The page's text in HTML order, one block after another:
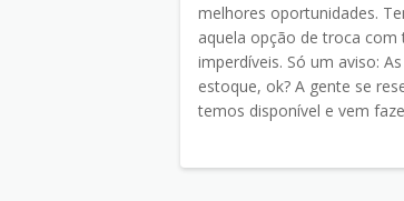
melhores oportunidades.
aquela opção de troca
imperdíveis. Só um aviso:
estoque, ok? A gente se
temos disponível e vem